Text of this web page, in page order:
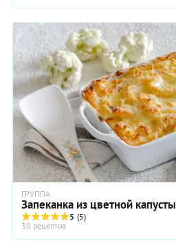
ГРУППА
Запеканка из цветной капусты
5 (5)
30 рецептов